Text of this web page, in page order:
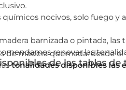
nocivos, solo fuego
barnizada o pintada,
renovar las
de las tablas de
de madera quemada: desde
tonalidades disponibles las